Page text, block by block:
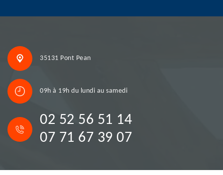
35131 Pont Pean
09h à 19h du lundi au samedi
02 52 56 51 14
07 71 67 39 07